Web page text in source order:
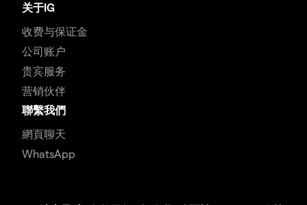
关于IG
收费与保证金
公司账户
贵宾服务
营销伙伴
聯繫我們
網頁聊天
WhatsApp